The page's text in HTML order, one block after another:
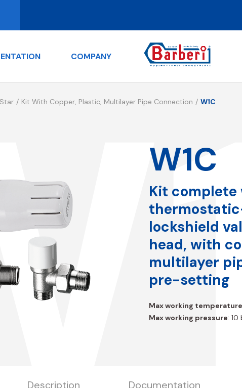
COMPANY
Star Kit With Copper, Plastic, Multilayer Pipe Connection W1C
W1C
Kit
lockshield
head, with
multilayer
pre-setting
Max working temperature
Max working pressure: 10
Description Documentation